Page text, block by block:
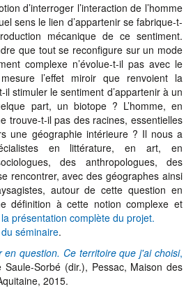
d’interroger l’interaction de l’homme
sens le lien d’appartenir se fabrique-t-
mécanique de ce sentiment.
que tout se reconfigure sur un mode
complexe n’évolue-t-il pas avec le
l’effet miroir que renvoient la
stimuler le sentiment d’appartenir à un
part, un biotope ? L’homme, en
trouve-t-il pas des racines, essentielles
une géographie intérieure ? Il nous a
en littérature, en art, en
des anthropologues, des
rencontrer, avec des géographes ainsi
autour de cette question en
définition à cette notion complexe et
présentation complète du projet.
séminaire.
en question. Ce territoire que j'ai choisi,
Sorbé (dir.), Pessac, Maison des
2015.